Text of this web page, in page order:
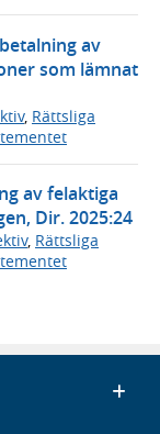
av
som lämnat
, Rättsliga
av felaktiga
Dir. 2025:24
, Rättsliga